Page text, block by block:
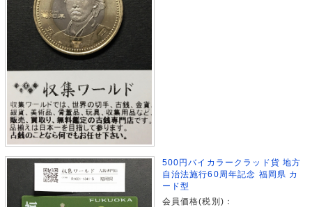
500円バイカラークラッド貨 地方
自治法施行60周年記念 福岡県 カ
ード型
会員価格(税別)：